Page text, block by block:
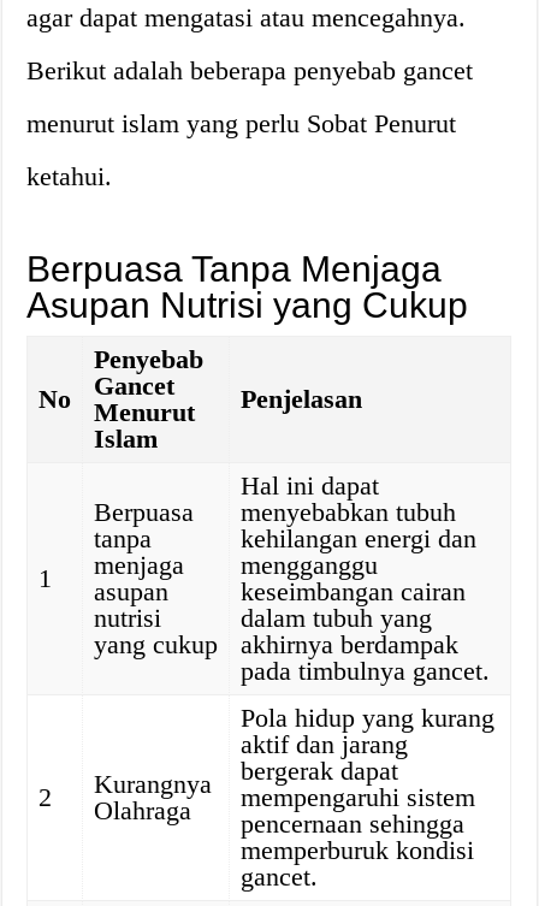
agar dapat mengatasi atau mencegahnya.
Berikut adalah beberapa penyebab gancet
menurut islam yang perlu Sobat Penurut
ketahui.
Berpuasa Tanpa Menjaga
Asupan Nutrisi yang Cukup
No
Penyebab
Gancet
Menurut
Islam
Penjelasan
1
Berpuasa
tanpa
menjaga
asupan
nutrisi
yang cukup
Hal ini dapat
menyebabkan tubuh
kehilangan energi dan
mengganggu
keseimbangan cairan
dalam tubuh yang
akhirnya berdampak
pada timbulnya gancet.
2
Kurangnya
Olahraga
Pola hidup yang kurang
aktif dan jarang
bergerak dapat
mempengaruhi sistem
pencernaan sehingga
memperburuk kondisi
gancet.